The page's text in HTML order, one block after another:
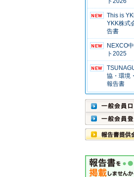
This is
YKK株式
告書
NEXCO
ト2025
協・環境
報告書